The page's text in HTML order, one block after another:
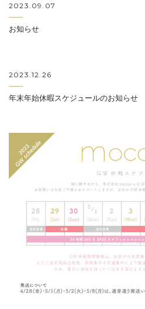
2023.09.07
お知らせ
2023.12.26
年末年始休暇スケジュールのお知らせ